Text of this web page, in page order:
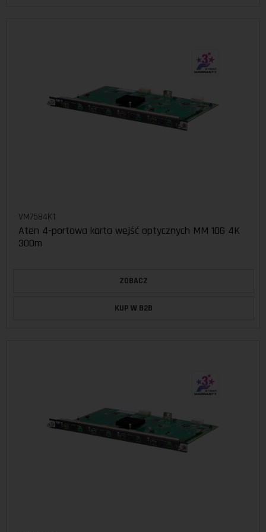
VM7584K1
Aten 4-portowa karta wejść optycznych MM 10G 4K
300m
ZOBACZ
KUP W B2B